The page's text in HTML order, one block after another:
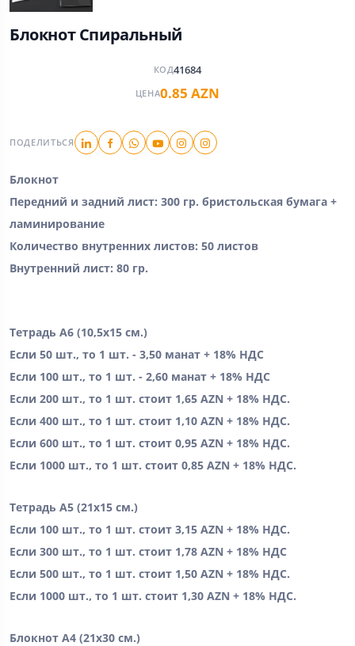
Блокнот Спиральный
КОД41684
ЦЕНА0.85 AZN
ПОДЕЛИТЬСЯ
Блокнот
Передний и задний лист: 300 гр. бристольская бумага +
ламинирование
Количество внутренних листов: 50 листов
Внутренний лист: 80 гр.
Тетрадь А6 (10,5x15 см.)
Если 50 шт., то 1 шт. - 3,50 манат + 18% НДС
Если 100 шт., то 1 шт. - 2,60 манат + 18% НДС
Если 200 шт., то 1 шт. стоит 1,65 AZN + 18% НДС.
Если 400 шт., то 1 шт. стоит 1,10 AZN + 18% НДС.
Если 600 шт., то 1 шт. стоит 0,95 AZN + 18% НДС.
Если 1000 шт., то 1 шт. стоит 0,85 AZN + 18% НДС.
Тетрадь А5 (21x15 см.)
Если 100 шт., то 1 шт. стоит 3,15 AZN + 18% НДС.
Если 300 шт., то 1 шт. стоит 1,78 AZN + 18% НДС
Если 500 шт., то 1 шт. стоит 1,50 AZN + 18% НДС.
Если 1000 шт., то 1 шт. стоит 1,30 AZN + 18% НДС.
Блокнот А4 (21x30 см.)